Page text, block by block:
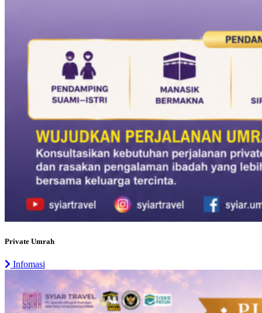
Private Umrah
Infomasi